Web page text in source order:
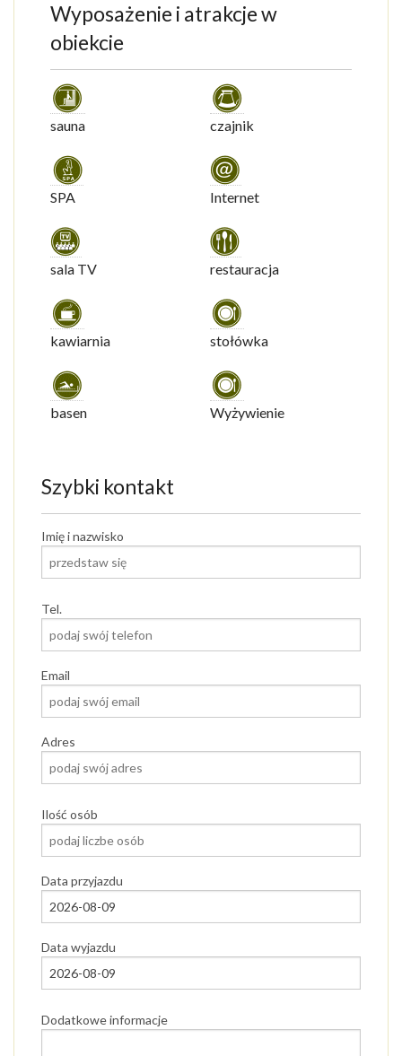
Wyposażenie i atrakcje w
obiekcie
sauna czajnik
SPA Internet
sala TV restauracja
kawiarnia stołówka
basen Wyżywienie
Szybki kontakt
Imię i nazwisko
Tel.
Email
Adres
Ilość osób
Data przyjazdu
Data wyjazdu
Dodatkowe informacje